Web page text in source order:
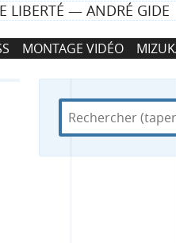
LIBERTÉ — ANDRÉ GIDE
MONTAGE VIDÉO
R
e
R
d